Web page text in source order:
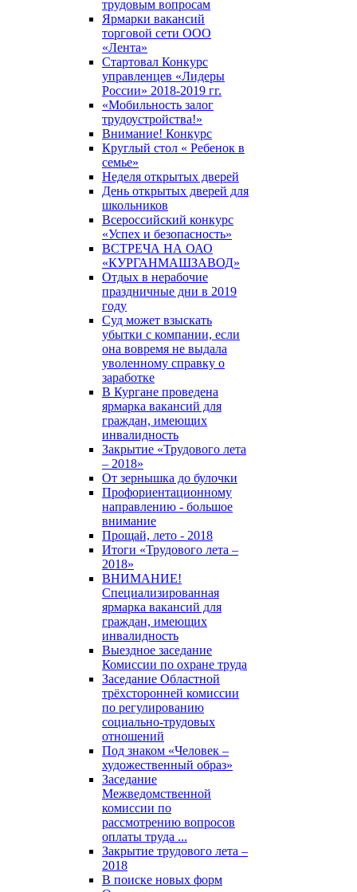
трудовым вопросам
Ярмарки вакансий
торговой сети ООО
«Лента»
Стартовал Конкурс
управленцев «Лидеры
России» 2018-2019 гг.
«Мобильность залог
трудоустройства!»
Внимание! Конкурс
Круглый стол « Ребенок в
семье»
Неделя открытых дверей
День открытых дверей для
школьников
Всероссийский конкурс
«Успех и безопасность»
ВСТРЕЧА НА ОАО
«КУРГАНМАШЗАВОД»
Отдых в нерабочие
праздничные дни в 2019
году
Суд может взыскать
убытки с компании, если
она вовремя не выдала
уволенному справку о
заработке
В Кургане проведена
ярмарка вакансий для
граждан, имеющих
инвалидность
Закрытие «Трудового лета
– 2018»
От зернышка до булочки
Профориентационному
направлению - большое
внимание
Прощай, лето - 2018
Итоги «Трудового лета –
2018»
ВНИМАНИЕ!
Специализированная
ярмарка вакансий для
граждан, имеющих
инвалидность
Выездное заседание
Комиссии по охране труда
Заседание Областной
трёхсторонней комиссии
по регулированию
социально-трудовых
отношений
Под знаком «Человек –
художественный образ»
Заседание
Межведомственной
комиссии по
рассмотрению вопросов
оплаты труда ...
Закрытие трудового лета –
2018
В поиске новых форм